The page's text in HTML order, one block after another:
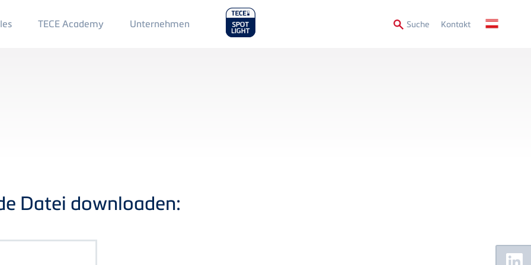
TECE Academy Main
Menu
Unternehmen SucheSecondary
Kontakt
Datei downloaden:
Floating